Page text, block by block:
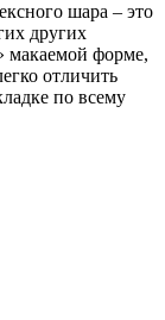
шара – это
других
макаемой форме,
отличить
по всему